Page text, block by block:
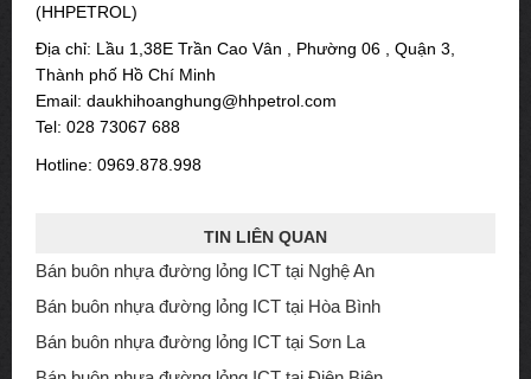
(HHPETROL)
Địa chỉ: Lầu 1,38E Trần Cao Vân , Phường 06 , Quận 3,
Thành phố Hồ Chí Minh
Email: daukhihoanghung@hhpetrol.com
Tel: 028 73067 688
Hotline: 0969.878.998
TIN LIÊN QUAN
Bán buôn nhựa đường lỏng ICT tại Nghệ An
Bán buôn nhựa đường lỏng ICT tại Hòa Bình
Bán buôn nhựa đường lỏng ICT tại Sơn La